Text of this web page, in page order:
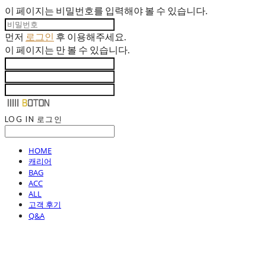
이 페이지는 비밀번호를 입력해야 볼 수 있습니다.
먼저 로그인 후 이용해주세요.
이 페이지는 만 볼 수 있습니다.
LOG IN 로그인
HOME
캐리어
BAG
ACC
ALL
고객 후기
Q&A